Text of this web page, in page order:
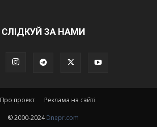
СЛІДКУЙ ЗА НАМИ
Про проект Реклама на сайті
© 2000-2024Dnepr.com